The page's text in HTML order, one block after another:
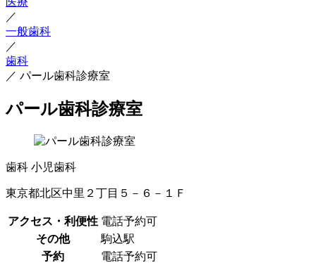
／
一般歯科
／
歯科
／ パール歯科診療室
パール歯科診療室
歯科 小児歯科
東京都北区中里２丁目５－６－１Ｆ
アクセス・利便性 電話予約可
その他
駒込駅
予約
電話予約可